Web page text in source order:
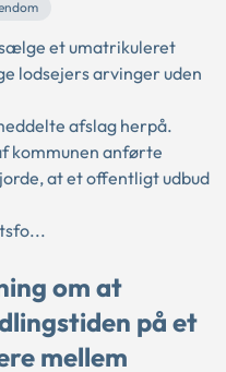
et umatrikuleret
lodsejers arvinger uden
afslag herpå.
kommunen anførte
at et offentligt udbud
om at
på et
mellem